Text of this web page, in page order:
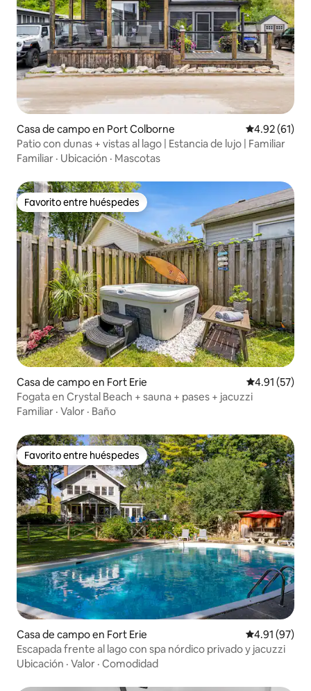
Casa de campo en Port Colborne Calificación
4.92 (61)
Patio con dunas + vistas al lago | Estancia de lujo | Familiar
Familiar · Ubicación · Mascotas
Favorito entre huéspedes
Favorito entre huéspedes
Casa de campo en Fort Erie Calificación
4.91 (57)
Fogata en Crystal Beach + sauna + pases + jacuzzi
Familiar · Valor · Baño
Favorito entre huéspedes
Favorito entre huéspedes
Casa de campo en Fort Erie Calificación
4.91 (97)
Escapada frente al lago con spa nórdico privado y jacuzzi
Ubicación · Valor · Comodidad